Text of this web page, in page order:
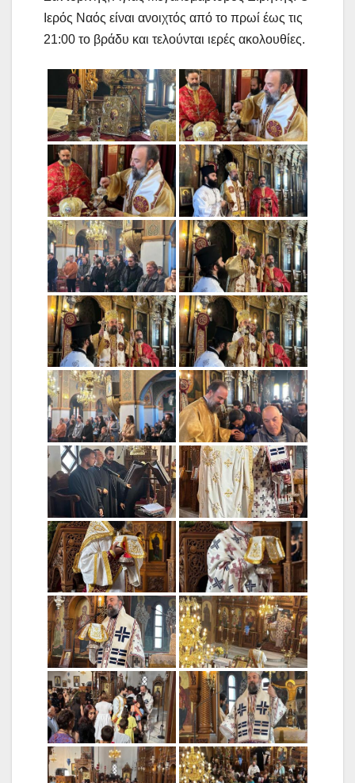
Ιερός Ναός είναι ανοιχτός από το πρωί έως τις
21:00 το βράδυ και τελούνται ιερές ακολουθίες.